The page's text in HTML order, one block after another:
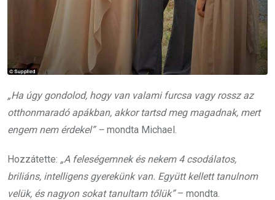
„Ha úgy gondolod, hogy van valami furcsa vagy rossz az
otthonmaradó apákban, akkor tartsd meg magadnak, mert
engem nem érdekel” – mondta Michael.
Hozzátette: „A feleségemnek és nekem 4 csodálatos,
briliáns, intelligens gyerekünk van. Együtt kellett tanulnom
velük, és nagyon sokat tanultam tőlük”– mondta.